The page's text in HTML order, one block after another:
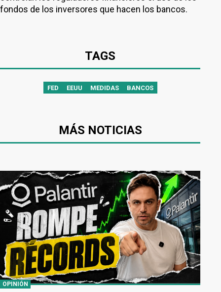
fondos de los inversores que hacen los bancos.
TAGS
FED EEUU MEDIDAS BANCOS
MÁS NOTICIAS
OPINIÓN